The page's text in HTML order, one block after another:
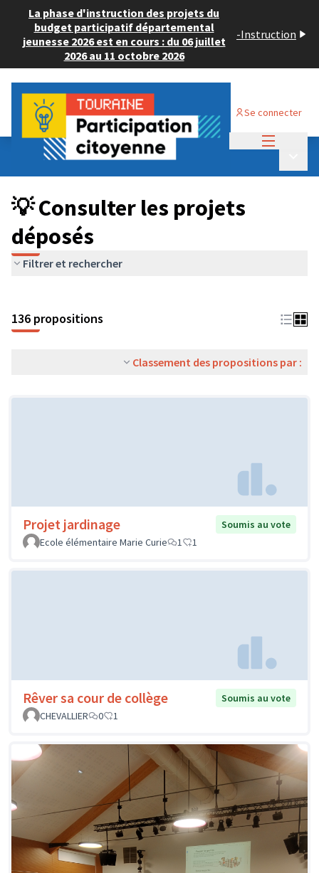
La phase d'instruction des projets du
budget participatif départemental
jeunesse 2026 est en cours : du 06 juillet
2026 au 11 octobre 2026
-Instruction
Se connecter
Budget Participatif JEUNESSE 2024
💡 Consulter les projets déposés
💡 Consulter les projets
déposés
Filtrer et rechercher
136 propositions
Classement des propositions par :
Projet jardinage
Soumis au vote
Ecole élémentaire Marie Curie
1 1
Rêver sa cour de collège
Soumis au vote
CHEVALLIER
0 1